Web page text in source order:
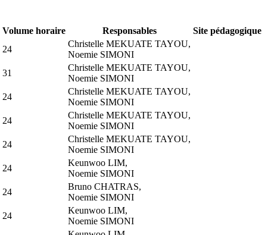
Volume horaire Responsables
Site pédagogique
24
Christelle MEKUATE TAYOU,
Noemie SIMONI
31
Christelle MEKUATE TAYOU,
Noemie SIMONI
24
Christelle MEKUATE TAYOU,
Noemie SIMONI
24
Christelle MEKUATE TAYOU,
Noemie SIMONI
24
Christelle MEKUATE TAYOU,
Noemie SIMONI
24
Keunwoo LIM,
Noemie SIMONI
24
Bruno CHATRAS,
Noemie SIMONI
24
Keunwoo LIM,
Noemie SIMONI